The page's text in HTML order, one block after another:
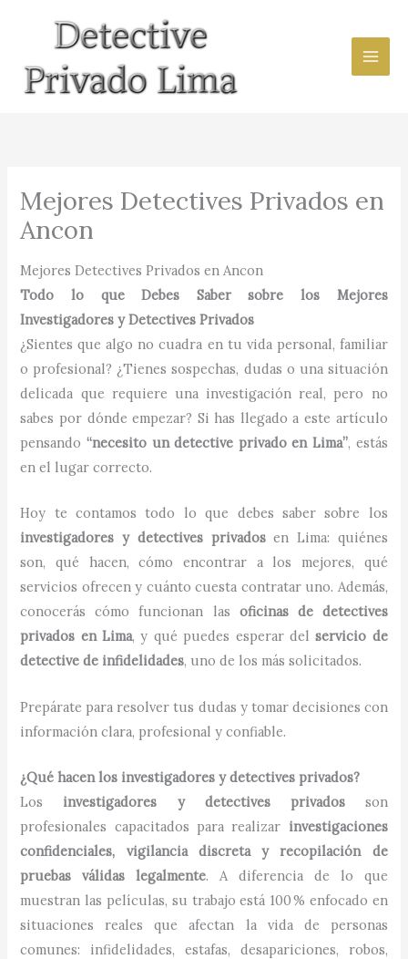
contenido
Mejores Detectives Privados en
Ancon
Mejores Detectives Privados en Ancon
Todo lo que Debes Saber sobre los Mejores
Investigadores y Detectives Privados
¿Sientes que algo no cuadra en tu vida personal, familiar
o profesional? ¿Tienes sospechas, dudas o una situación
delicada que requiere una investigación real, pero no
sabes por dónde empezar? Si has llegado a este artículo
pensando“necesito un detective privado en Lima”, estás
en el lugar correcto.
Hoy te contamos todo lo que debes saber sobre los
investigadores y detectives privadosen Lima: quiénes
son, qué hacen, cómo encontrar a los mejores, qué
servicios ofrecen y cuánto cuesta contratar uno. Además,
conocerás cómo funcionan las oficinas de detectives
privados en Lima, y qué puedes esperar delservicio de
detective de infidelidades, uno de los más solicitados.
Prepárate para resolver tus dudas y tomar decisiones con
información clara, profesional y confiable.
¿Qué hacen los investigadores y detectives privados?
Los investigadores y detectives privadosson
profesionales capacitados para realizar investigaciones
confidenciales, vigilancia discreta y recopilación de
pruebas válidas legalmente. A diferencia de lo que
muestran las películas, su trabajo está 100 % enfocado en
situaciones reales que afectan la vida de personas
comunes: infidelidades, estafas, desapariciones, robos,